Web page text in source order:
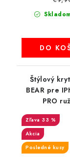
DO
Štýlový
BEAR pre
PRO
33 %
Akcia
Posledné kusy